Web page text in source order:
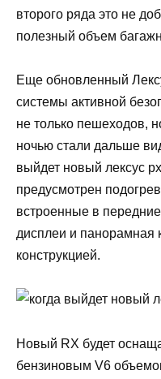
второго ряда это не
полезный объем
Еще обновленный
системы активной
не только пешеходов,
ночью стали дальше
выйдет новый лексус
предусмотрен
встроенные в
дисплеи и
конструкцией.
Новый RX будет
бензиновым V6